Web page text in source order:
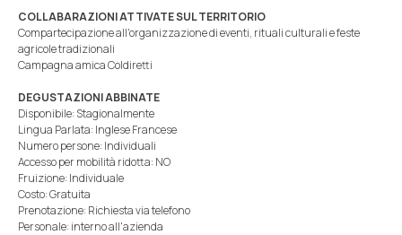
COLLABARAZIONI ATTIVATE SUL TERRITORIO
Compartecipazione all'organizzazione di eventi, rituali culturali e feste
agricole tradizionali
Campagna amica Coldiretti
DEGUSTAZIONI ABBINATE
Disponibile: Stagionalmente
Lingua Parlata: Inglese Francese
Numero persone: Individuali
Accesso per mobilità ridotta: NO
Fruizione: Individuale
Costo: Gratuita
Prenotazione: Richiesta via telefono
Personale: interno all'azienda